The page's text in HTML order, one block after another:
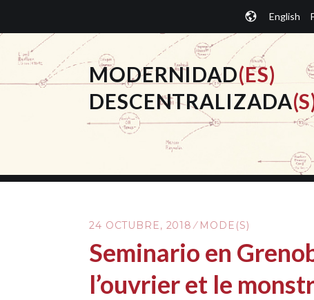
contenido.
English
MODERNIDAD(ES)
DESCENTRALIZADA
24 OCTUBRE, 2018 MODE(S)
Seminario en
l’ouvrier et le